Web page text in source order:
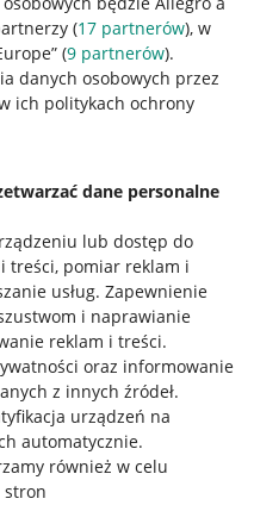
(17 partnerów), w
(9 partnerów).
danych osobowych przez
ich politykach ochrony
dane personalne
lub dostęp do
treści, pomiar reklam i
usług. Zapewnienie
i naprawianie
reklam i treści.
oraz informowanie
z innych źródeł.
urządzeń na
automatycznie.
również w celu
stron